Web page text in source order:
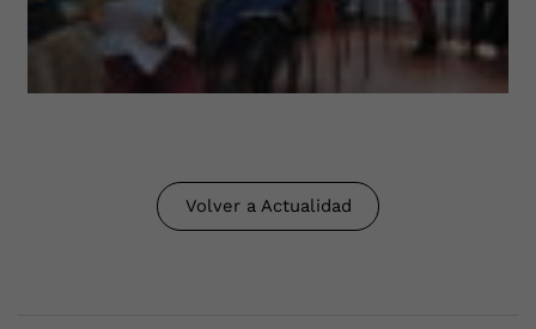
Volver a Actualidad